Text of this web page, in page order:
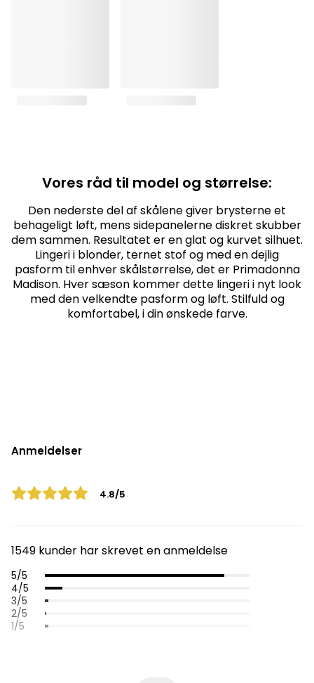
Vores råd til model og størrelse:
Den nederste del af skålene giver brysterne et
behageligt løft, mens sidepanelerne diskret skubber
dem sammen. Resultatet er en glat og kurvet silhuet.
Lingeri i blonder, ternet stof og med en dejlig
pasform til enhver skålstørrelse, det er Primadonna
Madison. Hver sæson kommer dette lingeri i nyt look
med den velkendte pasform og løft. Stilfuld og
komfortabel, i din ønskede farve.
Anmeldelser
4.8/5
1549 kunder har skrevet en anmeldelse
5/5
4/5
3/5
2/5
1/5